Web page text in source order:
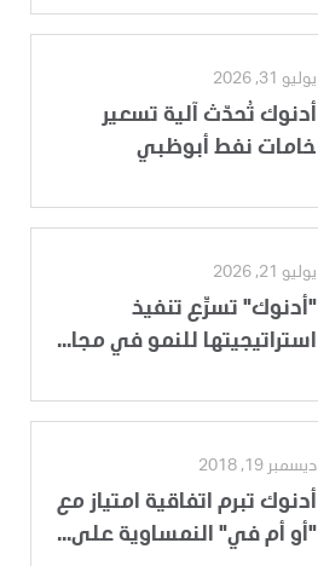
يوليو 31, 2026
أدنوك تُحدّث آلية تسعير
خامات نفط أبوظبي
يوليو 21, 2026
"أدنوك" تسرِّع تنفيذ
استراتيجيتها للنمو في مجا...
ديسمبر 19, 2018
أدنوك تبرم اتفاقية امتياز مع
"أو أم في" النمساوية على...